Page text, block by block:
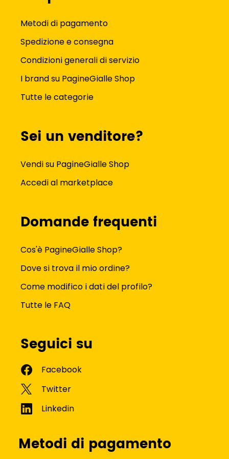
Metodi di pagamento
Spedizione e consegna
Condizioni generali di servizio
I brand su PagineGialle Shop
Tutte le categorie
Sei un venditore?
Vendi su PagineGialle Shop
Accedi al marketplace
Domande frequenti
Cos'è PagineGialle Shop?
Dove si trova il mio ordine?
Come modifico i dati del profilo?
Tutte le FAQ
Seguici su
Metodi di pagamento